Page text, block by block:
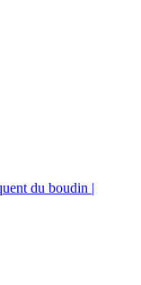
du boudin |